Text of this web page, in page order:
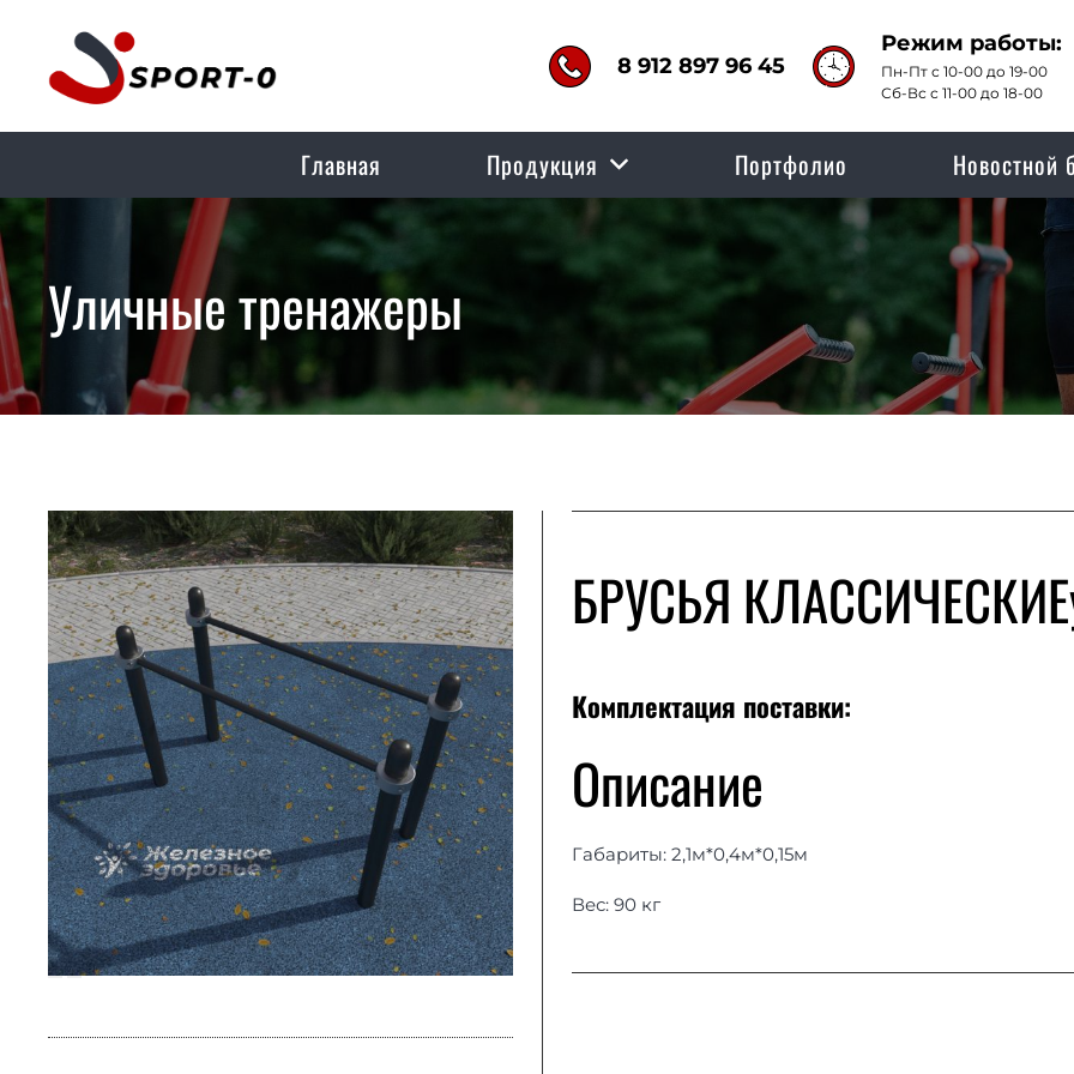
8 912 897 96 45
Режим работы:
Пн-Пт с 10-00 до 19-00
Сб-Вс с 11-00 до 18-00
Главная Продукция Портфолио Новостной
Уличные тренажеры
БРУСЬЯ
Комплектация поставки:
Описание
Габариты: 2,1м*0,4м*0,15м
Вес: 90 кг